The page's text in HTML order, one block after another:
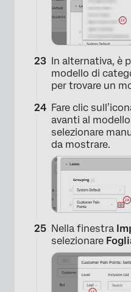
In alternativa, è
modello di
per trovare un
Fare clic
avanti al
selezionare
da mostrare.
Nella finestra
selezionare